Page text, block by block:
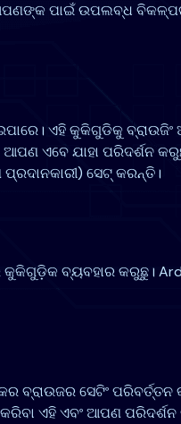
ପାଇଁ ଉପଲବ୍ଧ
ଏହି କୁକିଗୁଡିକୁ
ଏବେ ଯାହା ପରିଦର୍ଶନ
ସେଟ୍ କରନ୍ତି।
ବ୍ୟବହାର କରୁଛୁ।
ବ୍ରାଉଜର ସେଟିଂ ପରିବର୍ତ୍ତନ
ଏହି ଏବଂ ଆପଣ ପରିଦର୍ଶନ